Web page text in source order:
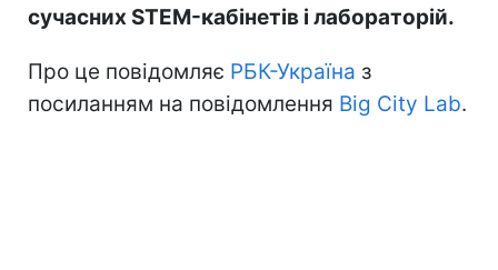
сучасних STEM-кабінетів і лабораторій.
Про це повідомляє РБК-Україна з
посиланням на повідомлення Big City Lab.